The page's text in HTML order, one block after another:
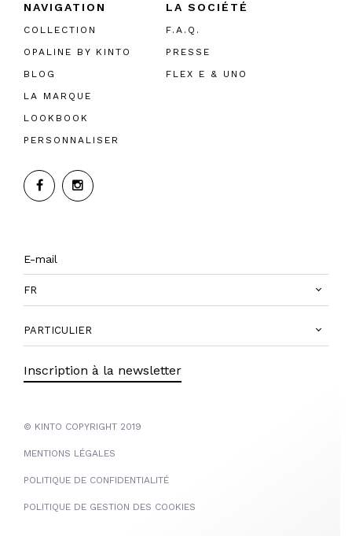
NAVIGATION
COLLECTION
OPALINE BY KINTO
BLOG
LA MARQUE
LOOKBOOK
PERSONNALISER
LA SOCIÉTÉ
F.A.Q.
PRESSE
FLEX E & UNO
FR
PARTICULIER
Inscription à la newsletter
© KINTO COPYRIGHT 2019
MENTIONS LÉGALES
POLITIQUE DE CONFIDENTIALITÉ
POLITIQUE DE GESTION DES COOKIES